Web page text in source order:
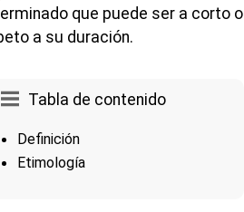
que puede ser a corto o
a su duración.
Tabla de contenido
Definición
Etimología